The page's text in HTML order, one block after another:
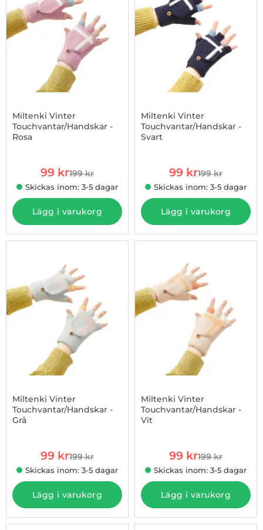
Miltenki Vinter
Touchvantar/Handskar -
Rosa
rea pris
99 krtidigare pris
199 kr
Skickas inom: 3-5 dagar
Lägg i varukorg
Miltenki Vinter
Touchvantar/Handskar -
Svart
rea pris
99 krtidigare pris
199 kr
Skickas inom: 3-5 dagar
Lägg i varukorg
Miltenki Vinter
Touchvantar/Handskar -
Grå
rea pris
99 krtidigare pris
199 kr
Skickas inom: 3-5 dagar
Lägg i varukorg
Miltenki Vinter
Touchvantar/Handskar -
Vit
rea pris
99 krtidigare pris
199 kr
Skickas inom: 3-5 dagar
Lägg i varukorg